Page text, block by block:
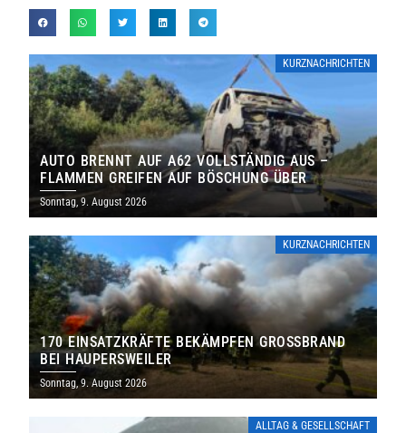
KURZNACHRICHTEN
AUTO BRENNT AUF A62 VOLLSTÄNDIG AUS –
FLAMMEN GREIFEN AUF BÖSCHUNG ÜBER
Sonntag, 9. August 2026
KURZNACHRICHTEN
170 EINSATZKRÄFTE BEKÄMPFEN GROSSBRAND B
EI HAUPERSWEILER
Sonntag, 9. August 2026
ALLTAG & GESELLSCHAFT